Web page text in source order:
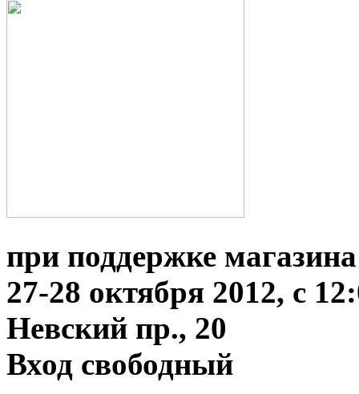
при поддержке
27-28 октября 2012, с
Невский пр., 20
Вход свободный